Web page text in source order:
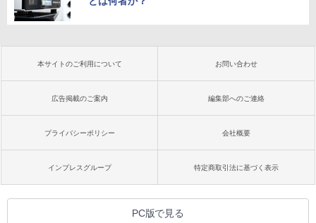
本サイトのご利用について お問い合わせ
広告掲載のご案内 編集部へのご連絡
プライバシーポリシー 会社概要
インプレスグループ 特定商取引法に基づく表示
PC版で見る